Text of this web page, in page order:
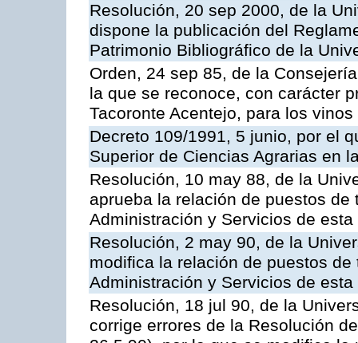
Resolución, 20 sep 2000, de la
dispone la publicación del
Patrimonio Bibliográfico de la
Orden, 24 sep 85, de la
la que se reconoce, con carácter
Tacoronte Acentejo, para los
Decreto 109/1991, 5 junio, por el
Superior de Ciencias Agrarias en
Resolución, 10 may 88, de la
aprueba la relación de puestos
Administración y Servicios de
Resolución, 2 may 90, de la
modifica la relación de puestos
Administración y Servicios de
Resolución, 18 jul 90, de la
corrige errores de la Resolución